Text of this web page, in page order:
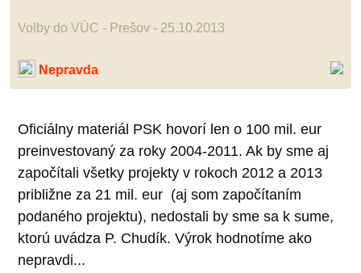
Volby do VÚC - Prešov - 25.10.2013
Nepravda
Oficiálny materiál PSK hovorí len o 100 mil. eur
preinvestovaný za roky 2004-2011. Ak by sme aj
započítali všetky projekty v rokoch 2012 a 2013
približne za 21 mil. eur (aj som započítaním
podaného projektu), nedostali by sme sa k sume,
ktorú uvádza P. Chudík. Výrok hodnotíme ako
nepravdi...